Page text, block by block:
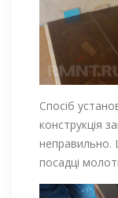
Спосіб
конструкція
неправильно.
посадці